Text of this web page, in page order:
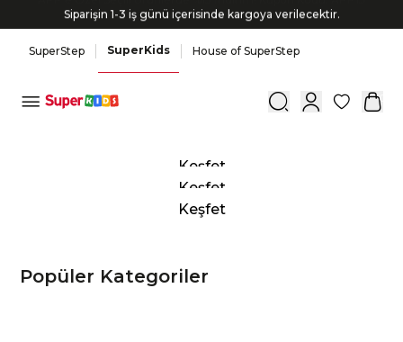
Siparişin 1-3 iş günü içerisinde kargoya verilecektir.
SuperStep SuperKids House of SuperStep
0
Keşfet
Keşfet
Keşfet
Popüler Kategoriler